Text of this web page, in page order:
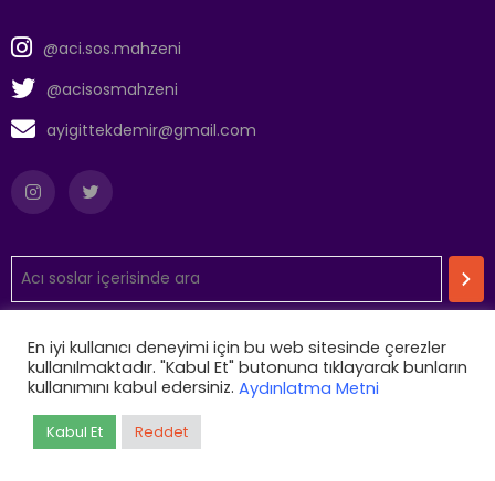
@aci.sos.mahzeni
@acisosmahzeni
ayigittekdemir@gmail.com
Aydınlatma Metni
En iyi kullanıcı deneyimi için bu web sitesinde çerezler
kullanılmaktadır. "Kabul Et" butonuna tıklayarak bunların
kullanımını kabul edersiniz. Aydınlatma Metni
Kabul Et Reddet